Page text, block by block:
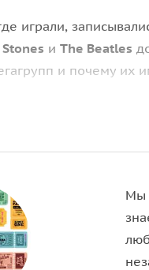
играли,
и The Beatles
и почему их
уморительные
по неизведанным
который
. Завершите вечер
легенды.
Мы